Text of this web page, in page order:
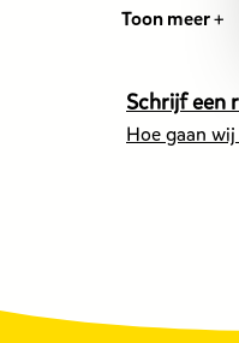
Toon meer +
Schrijf een
Hoe gaan